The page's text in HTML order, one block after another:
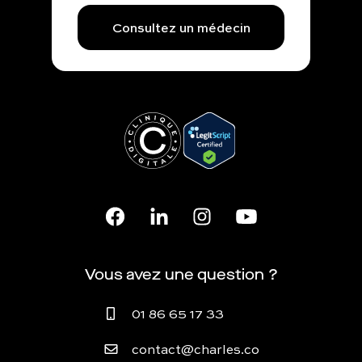
Consultez un médecin
Vous avez une question ?
01 86 65 17 33
contact@charles.co